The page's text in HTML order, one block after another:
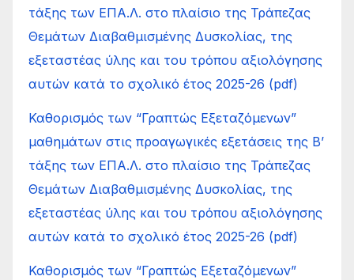
τάξης των ΕΠΑ.Λ. στο πλαίσιο της Τράπεζας
Θεμάτων Διαβαθμισμένης Δυσκολίας, της
εξεταστέας ύλης και του τρόπου αξιολόγησης
αυτών κατά το σχολικό έτος 2025-26 (pdf)
Καθορισμός των “Γραπτώς Εξεταζόμενων”
μαθημάτων στις προαγωγικές εξετάσεις της Β’
τάξης των ΕΠΑ.Λ. στο πλαίσιο της Τράπεζας
Θεμάτων Διαβαθμισμένης Δυσκολίας, της
εξεταστέας ύλης και του τρόπου αξιολόγησης
αυτών κατά το σχολικό έτος 2025-26 (pdf)
Καθορισμός των “Γραπτώς Εξεταζόμενων”